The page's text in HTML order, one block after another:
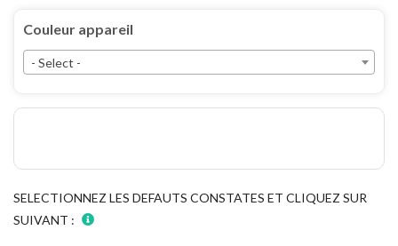
Couleur appareil
- Select -
SELECTIONNEZ LES DEFAUTS CONSTATES ET CLIQUEZ SUR
SUIVANT :